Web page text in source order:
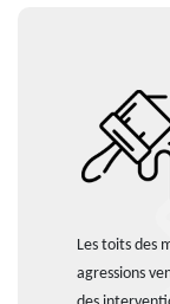
Les toits des
agressions